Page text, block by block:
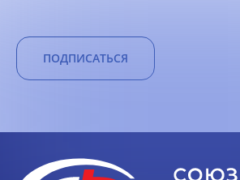
ПОДПИСАТЬСЯ